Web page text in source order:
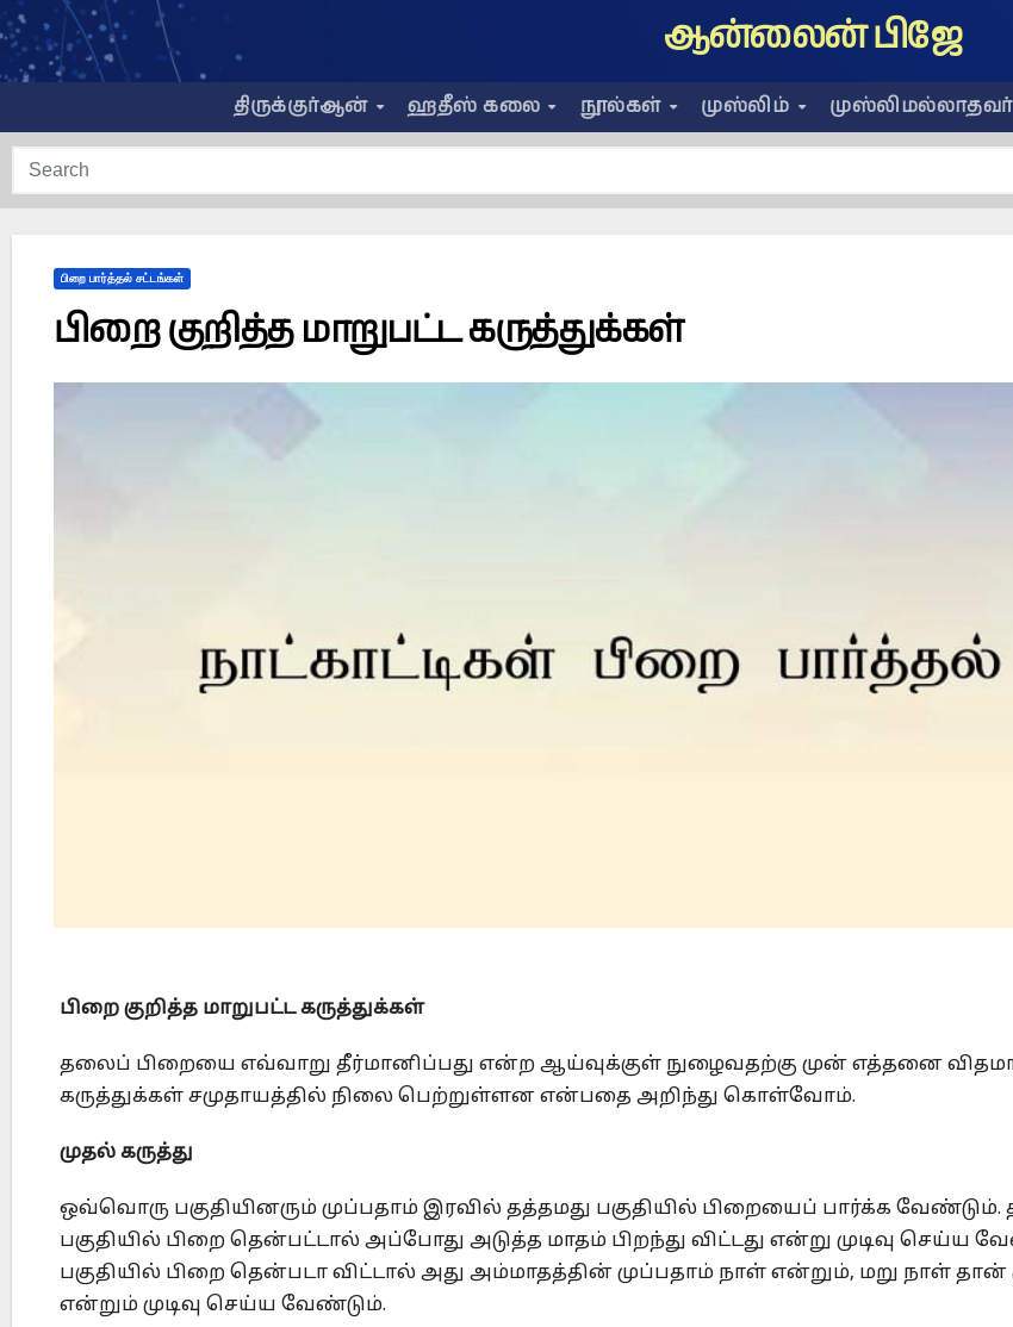
Skip
to
content
ஆன்லைன் பிஜே
திருக்குர்ஆன் ஹதீஸ் கலை நூல்கள் முஸ்லிம் முஸ்லிமல்லாதவர்
பிறை பார்த்தல் சட்டங்கள்
பிறை குறித்த மாறுபட்ட கருத்துக்கள்
பிறை குறித்த மாறுபட்ட கருத்துக்கள்
தலைப் பிறையை எவ்வாறு தீர்மானிப்பது என்ற ஆய்வுக்குள் நுழைவதற்கு முன் எத்தனை
கருத்துக்கள் சமுதாயத்தில் நிலை பெற்றுள்ளன என்பதை அறிந்து கொள்வோம்.
முதல் கருத்து
ஒவ்வொரு பகுதியினரும் முப்பதாம் இரவில் தத்தமது பகுதியில் பிறையைப் பார்க்க வேண்டும்.
பகுதியில் பிறை தென்பட்டால் அப்போது அடுத்த மாதம் பிறந்து விட்டது என்று முடிவு செய்ய
பகுதியில் பிறை தென்படா விட்டால் அது அம்மாதத்தின் முப்பதாம் நாள் என்றும், மறு நாள் தான்
என்றும் முடிவு செய்ய வேண்டும்.